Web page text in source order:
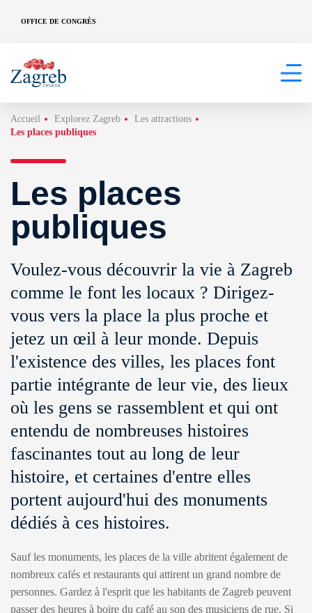
OFFICE DE CONGRÈS
Accueil Explorez Zagreb
Les attractions
Les places publiques
Les places
publiques
Voulez-vous découvrir la vie à Zagreb
comme le font les locaux ? Dirigez-
vous vers la place la plus proche et
jetez un œil à leur monde. Depuis
l'existence des villes, les places font
partie intégrante de leur vie, des lieux
où les gens se rassemblent et qui ont
entendu de nombreuses histoires
fascinantes tout au long de leur
histoire, et certaines d'entre elles
portent aujourd'hui des monuments
dédiés à ces histoires.
Sauf les monuments, les places de la ville abritent également de
nombreux cafés et restaurants qui attirent un grand nombre de
personnes. Gardez à l'esprit que les habitants de Zagreb peuvent
passer des heures à boire du café au son des musiciens de rue. Si